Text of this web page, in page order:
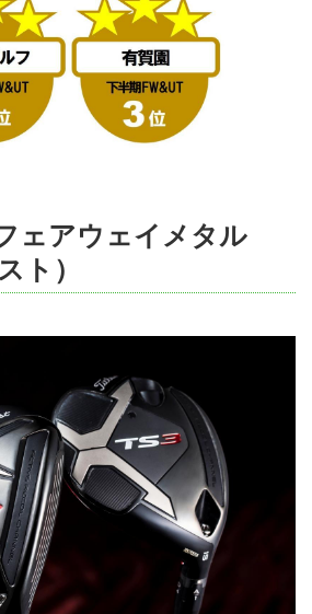
ェアウェイメタル
ト）